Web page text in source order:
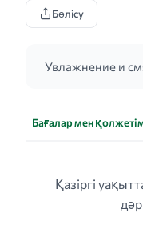
Бөлісу
Увлажнение и
Бағалар мен
Қазіргі